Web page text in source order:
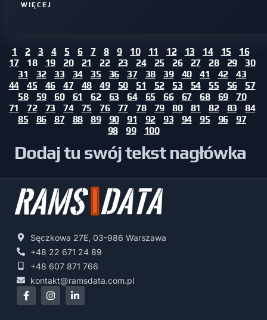
WIĘCEJ
1 2 3 4 5 6 7 8 9 10 11 12 13 14 15
16
17
18 19 20 21 22 23 24 25 26 27 28 29
30
31
32 33 34 35 36 37 38 39 40 41 42
43
44
45 46 47 48 49 50 51 52 53 54 55 56
57
58
59 60 61 62 63 64 65 66 67 68 69
70
71
72 73 74 75 76 77 78 79 80 81 82 83
84
85
86 87 88 89 90 91 92 93 94 95 96
97
98
99 100
Dodaj tu swój tekst nagłówka
Sęczkowa 27E, 03-986 Warszawa
+48 22 671 24 89
+48 607 871 766
kontakt@ramsdata.com.pl